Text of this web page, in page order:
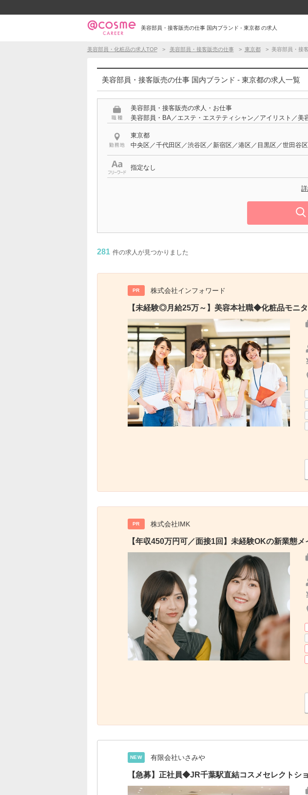
美容部員・接客販売の仕事 国内ブランド - 東京都 の求人
美容部員・化粧品の求人TOP 美容部員・接客販売の仕事 東京都 美容部員・接
美容部員・接客販売の仕事 国内ブランド - 東京都の求人一覧
美容部員・接客販売の求人・お仕事
美容部員・BA／エステ・エステティシャン／アイリスト／美
東京都
指定なし
281 件の求人が見つかりました
PR 株式会社インフォワード
【未経験◎月給25万～】美容本社職◆化粧品モニ
PR 株式会社IMK
【年収450万円可／面接1回】未経験OKの新業態
NEW 有限会社いさみや
【急募】正社員◆JR千葉駅直結コスメセレクトシ